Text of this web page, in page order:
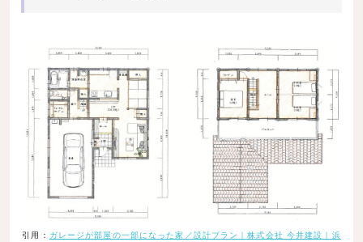
引用： ガレージが部屋の一部になった家／設計プラン｜株式会社 今井建設｜浜